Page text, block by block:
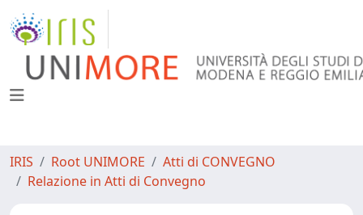
IRIS Root UNIMORE
Atti di CONVEGNO
Relazione in Atti di Convegno